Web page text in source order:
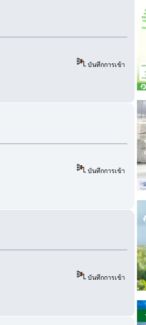
บันทึกการเข้า
บันทึกการเข้า
บันทึกการเข้า